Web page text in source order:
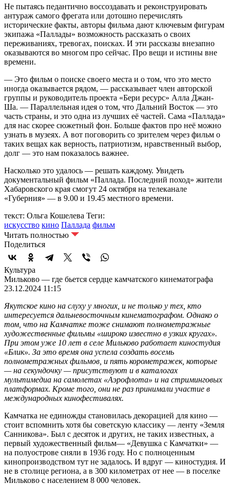
Не пытаясь педантично воссоздавать и реконструировать
антураж самого фрегата или дотошно перечислять
исторические факты, авторы фильма дают ключевым фигурам
экипажа «Паллады» возможность рассказать о своих
переживаниях, тревогах, поисках. И эти рассказы внезапно
оказываются во многом про сейчас. Про вещи и истины вне
времени.
— Это фильм о поиске своего места и о том, что это место
иногда оказывается рядом, — рассказывает член авторской
группы и руководитель проекта «Бери ресурс» Алла Джан-
Ша. — Параллельная идея о том, что Дальний Восток — это
часть страны, и это одна из лучших её частей. Сама «Паллада»
для нас скорее сюжетный фон. Больше фактов про неё можно
узнать в музеях. А вот поговорить со зрителем через фильм о
таких вещах как верность, патриотизм, нравственный выбор,
долг — это нам показалось важнее.
Насколько это удалось — решать каждому. Увидеть
документальный фильм «Паллада. Последний поход» жители
Хабаровского края смогут 24 октября на телеканале
«Губерния» — в 9.00 и 19.45 местного времени.
текст: Ольга Кошелева Теги:
искусство кино Паллада фильм
Читать полностью
Поделиться
Культура
Мильково — где бьется сердце камчатского кинематографа
23.12.2024 11:15
Якутское кино на слуху у многих, и не только у тех, кто
интересуется дальневосточным кинематографом. Однако о
том, что на Камчатке тоже снимают полнометражные
художественные фильмы «широко известно в узких кругах».
При этом уже 10 лет в селе Мильково работает киностудия
«Блик». За это время она успела создать восемь
полнометражных фильмов, и пять корометражек, которые
— на секундочку — присутствуют и в каталогах
мультимедиа на самолетах «Аэрофлота» и на стриминговых
платформах. Кроме того, они не раз принимали участие в
международных кинофестивалях.
Камчатка не единожды становилась декорацией для кино —
стоит вспомнить хотя бы советскую классику — ленту «Земля
Санникова». Был с десяток и других, не таких известных, а
первый художественный фильм— «Девушка с Камчатки» —
на полуострове сняли в 1936 году. Но с полноценным
кинопроизводством тут не задалось. И вдруг — киностудия. И
не в столице региона, а в 300 километрах от нее — в поселке
Мильково с населением 8 000 человек.